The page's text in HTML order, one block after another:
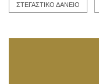
ΣΤΕΓΑΣΤΙΚΟ ΔΑΝΕΙΟ